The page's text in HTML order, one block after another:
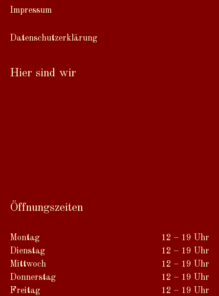
:
Impressum
Datenschutzerklärung
Hier sind wir
Öffnungszeiten
Montag
Dienstag
Mittwoch
Donnerstag
Freitag
12 – 19 Uhr
12 – 19 Uhr
12 – 19 Uhr
12 – 19 Uhr
12 – 19 Uhr